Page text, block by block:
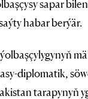
sapar
habar berýär.
diplomatik,
tarapynyň